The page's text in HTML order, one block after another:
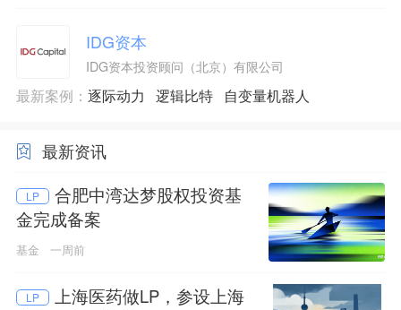
IDG资本
IDG资本投资顾问（北京）有限公司
最新案例： 逐际动力 逻辑比特 自变量机器人
最新资讯
LP
合肥中湾达梦股权投资基
金完成备案
基金 一周前
LP
上海医药做LP，参设上海